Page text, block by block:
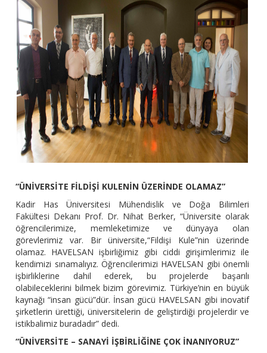
“ÜNİVERSİTE FİLDİŞİ KULENİN ÜZERİNDE OLAMAZ”
Kadir Has Üniversitesi Mühendislik ve Doğa Bilimleri
Fakültesi Dekanı Prof. Dr. Nihat Berker, “Üniversite olarak
öğrencilerimize, memleketimize ve dünyaya olan
görevlerimiz var. Bir üniversite,“Fildişi Kule”nin üzerinde
olamaz. HAVELSAN işbirliğimiz gibi ciddi girişimlerimiz ile
kendimizi sınamalıyız. Öğrencilerimizi HAVELSAN gibi önemli
işbirliklerine dahil ederek, bu projelerde başarılı
olabileceklerini bilmek bizim görevimiz. Türkiye’nin en büyük
kaynağı “insan gücü”dür. İnsan gücü HAVELSAN gibi inovatif
şirketlerin ürettiği, üniversitelerin de geliştirdiği projelerdir ve
istikbalimiz buradadır” dedi.
“ÜNİVERSİTE – SANAYİ İŞBİRLİĞİNE ÇOK İNANIYORUZ”